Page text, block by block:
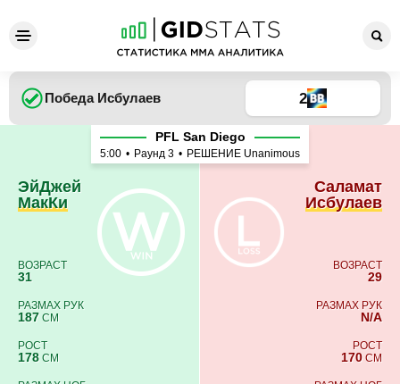
ЭйДжей МакКи - Саламат
Победа Исбулаев 2
ЭйДжей
МакКи
ВОЗРАСТ
31
РАЗМАХ РУК
187 СМ
РОСТ
178 СМ
PFL San Diego
5:00 • Раунд 3 • РЕШЕНИЕ Unanimous
Саламат
Исбулаев
ВОЗРАСТ
29
РАЗМАХ РУК
N/A
РОСТ
170 СМ